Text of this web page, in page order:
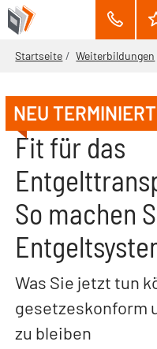
Startseite Weiterbildungen
NEU TERMINIERT
Fit für das
So machen
Was Sie jetzt tun
gesetzeskonform
zu bleiben